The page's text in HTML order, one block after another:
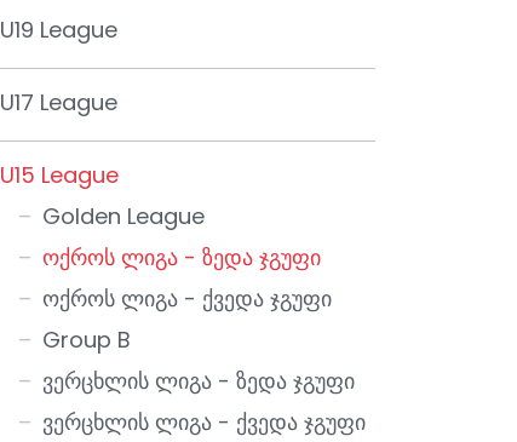
U19 League
U17 League
U15 League
Golden League
ოქროს ლიგა - ზედა ჯგუფი
ოქროს ლიგა - ქვედა ჯგუფი
Group B
ვერცხლის ლიგა - ზედა ჯგუფი
ვერცხლის ლიგა - ქვედა ჯგუფი